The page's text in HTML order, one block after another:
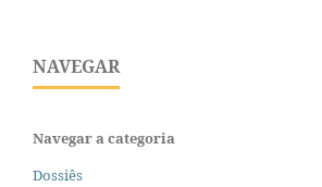
NAVEGAR
Navegar a categoria
Dossiês